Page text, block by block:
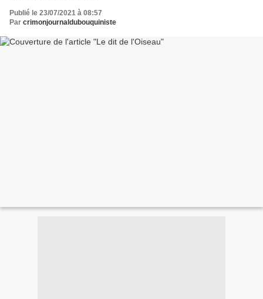
Publié le 23/07/2021 à 08:57
Par crimonjournaldubouquiniste